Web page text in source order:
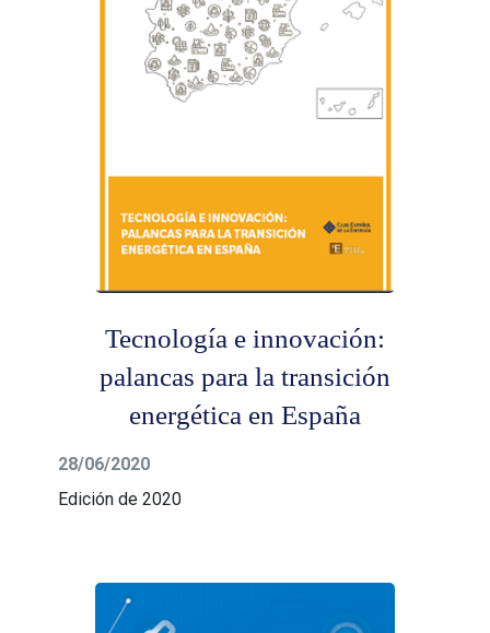
Tecnología e innovación:
palancas para la transición
energética en España
28/06/2020
Edición de 2020